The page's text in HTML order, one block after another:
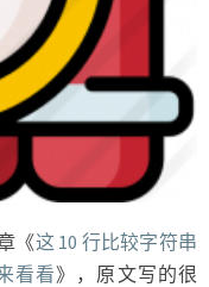
《这 10 行比较字符串
看看》，原文写的很